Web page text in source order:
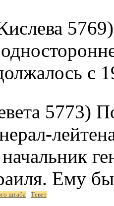
с
5773)
Ему
штаба Тевет